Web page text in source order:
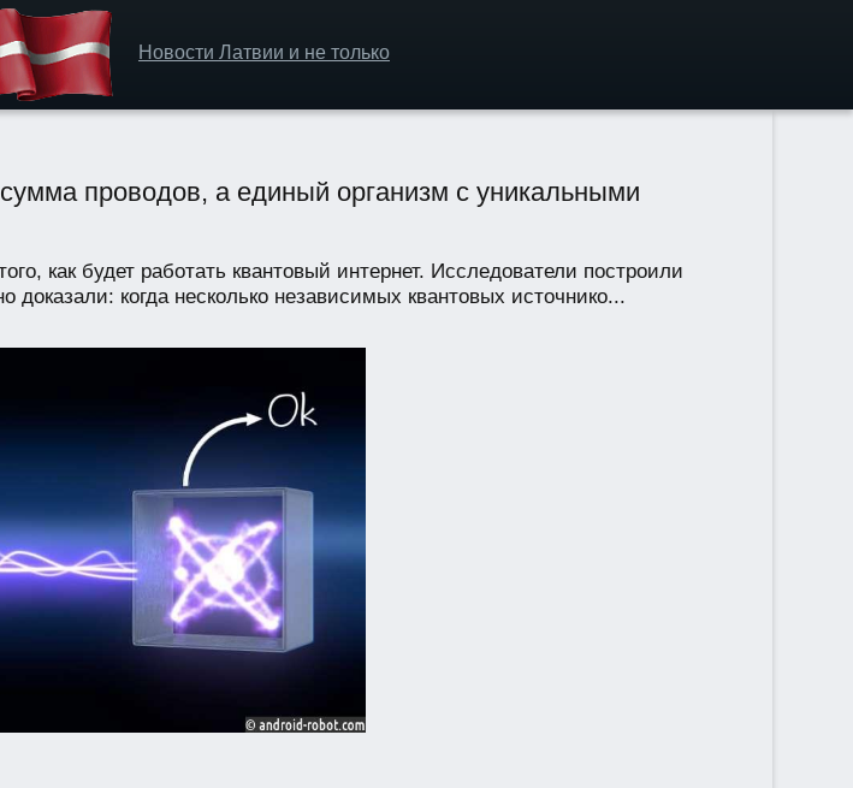
Новости Латвии и не только
проводов, а единый организм с уникальными
как будет работать квантовый интернет. Исследователи построили
когда несколько независимых квантовых источнико...